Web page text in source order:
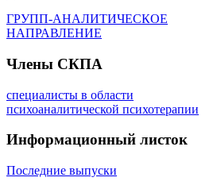
ГРУПП-АНАЛИТИЧЕСКОЕ
НАПРАВЛЕНИЕ
Члены СКПА
специалисты в области
психоаналитической психотерапии
Информационный листок
Последние выпуски